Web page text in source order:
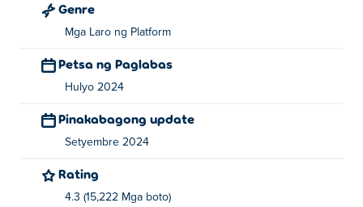
Genre
Mga Laro ng Platform
Petsa ng Paglabas
Hulyo 2024
Pinakabagong update
Setyembre 2024
Rating
4.3 (15,222 Mga boto)